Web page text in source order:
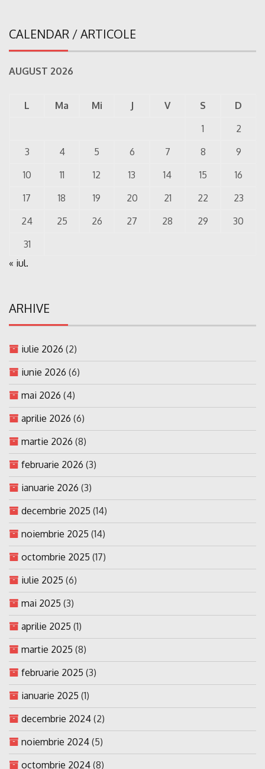
CALENDAR / ARTICOLE
AUGUST 2026
L Ma Mi J V S
D
1
2
3
4 5 6 7 8
9
10
11 12 13 14 15
16
17
18 19 20 21 22
23
24
25 26 27 28 29
30
31
« iul.
ARHIVE
iulie 2026 (2)
iunie 2026 (6)
mai 2026 (4)
aprilie 2026 (6)
martie 2026 (8)
februarie 2026 (3)
ianuarie 2026 (3)
decembrie 2025 (14)
noiembrie 2025 (14)
octombrie 2025 (17)
iulie 2025 (6)
mai 2025 (3)
aprilie 2025 (1)
martie 2025 (8)
februarie 2025 (3)
ianuarie 2025 (1)
decembrie 2024 (2)
noiembrie 2024 (5)
octombrie 2024 (8)